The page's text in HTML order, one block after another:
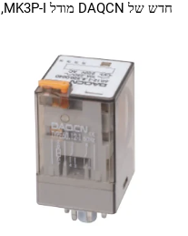
חדש של DAQCN מודל MK3P-I,